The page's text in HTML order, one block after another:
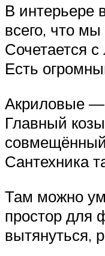
В интерьере
всего, что
Сочетается
Есть
Акриловые —
Главный
Сантехника
Там можно
простор для
вытянуться,